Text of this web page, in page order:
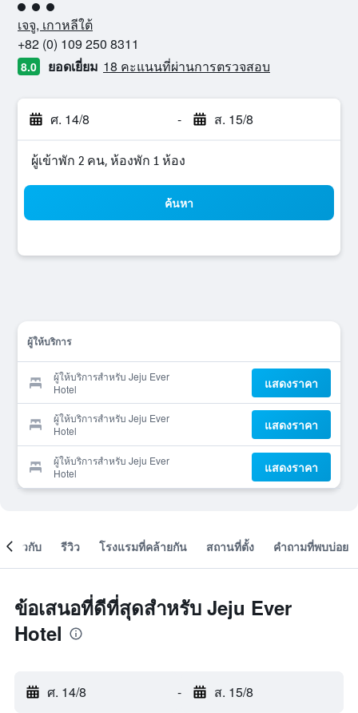
ให้ 3 ดาว
เจจู, เกาหลีใต้
+82 (0) 109 250 8311
8.0 ยอดเยี่ยม 18 คะแนนที่ผ่านการตรวจสอบ
ศ. 14/8 - ส. 15/8
ผู้เข้าพัก 2 คน, ห้องพัก 1 ห้อง
ค้นหา
ผู้ให้บริการ
ผู้ให้บริการสำหรับ Jeju Ever
Hotel
แสดงราคา
ผู้ให้บริการสำหรับ Jeju Ever
Hotel
แสดงราคา
ผู้ให้บริการสำหรับ Jeju Ever
Hotel
แสดงราคา
เกี่ยวกับ รีวิว โรงแรมที่คล้ายกัน สถานที่ตั้ง คำถามที่พบบ่อย
ข้อเสนอที่ดีที่สุดสำหรับ Jeju Ever
Hotel
ศ. 14/8 - ส. 15/8